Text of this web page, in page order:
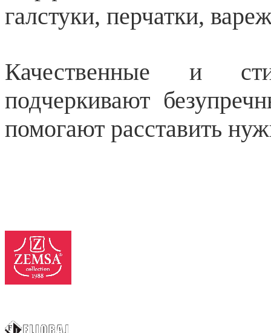
галстуки, перчатки,
Качественные и
подчеркивают
помогают расставить